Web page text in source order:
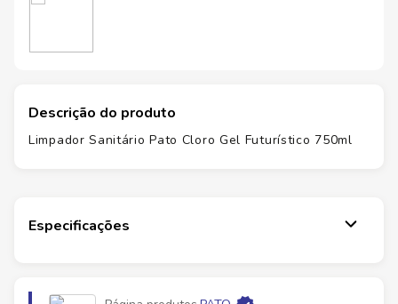
Descrição do produto
Limpador Sanitário Pato Cloro Gel Futurístico 750ml
Especificações